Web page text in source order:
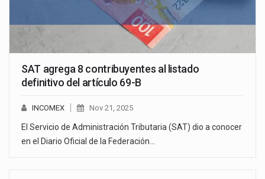
SAT agrega 8 contribuyentes al listado
definitivo del artículo 69-B
INCOMEX Nov 21, 2025
El Servicio de Administración Tributaria (SAT) dio a conocer
en el Diario Oficial de la Federación…